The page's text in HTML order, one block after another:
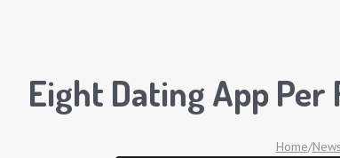
Eight Dating App Per
Home/News